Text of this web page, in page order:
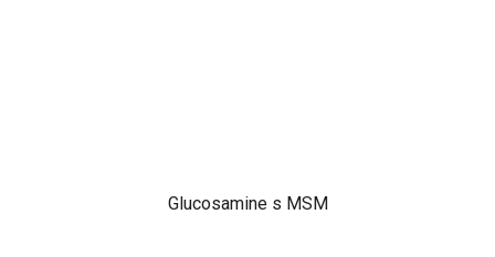
Glucosamine s MSM